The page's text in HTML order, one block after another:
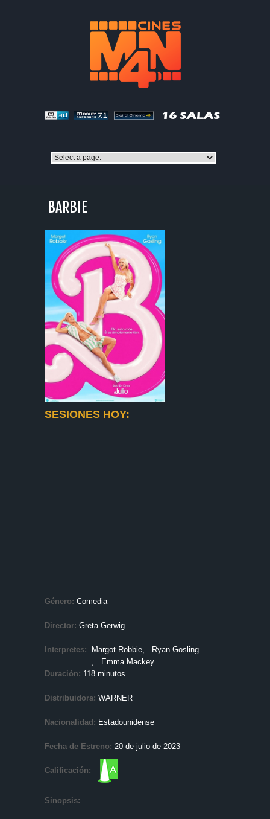
BARBIE
SESIONES HOY:
Género: Comedia
Director: Greta Gerwig
Interpretes: Margot Robbie , Ryan Gosling
, Emma Mackey
Duración: 118 minutos
Distribuidora: WARNER
Nacionalidad: Estadounidense
Fecha de Estreno: 20 de julio de 2023
Calificación:
Sinopsis: